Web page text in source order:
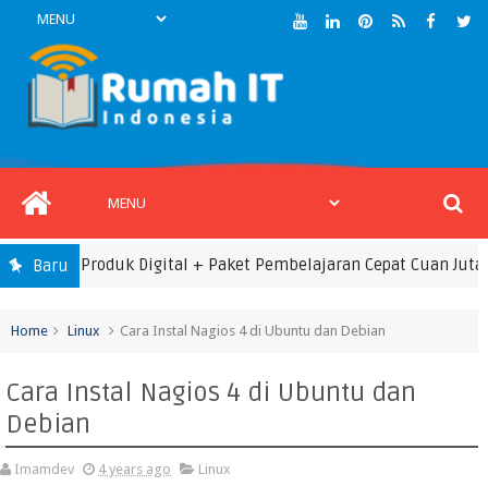
BaruProduk Digital + Paket Pembelajaran Cepat Cuan Jutaan
Home Linux Cara Instal Nagios 4 di Ubuntu dan Debian
Cara Instal Nagios 4 di Ubuntu dan
Debian
Imamdev 4 years ago Linux